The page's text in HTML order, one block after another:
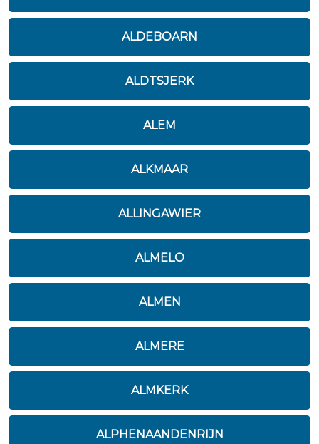
ALDEBOARN
ALDTSJERK
ALEM
ALKMAAR
ALLINGAWIER
ALMELO
ALMEN
ALMERE
ALMKERK
ALPHENAANDENRIJN